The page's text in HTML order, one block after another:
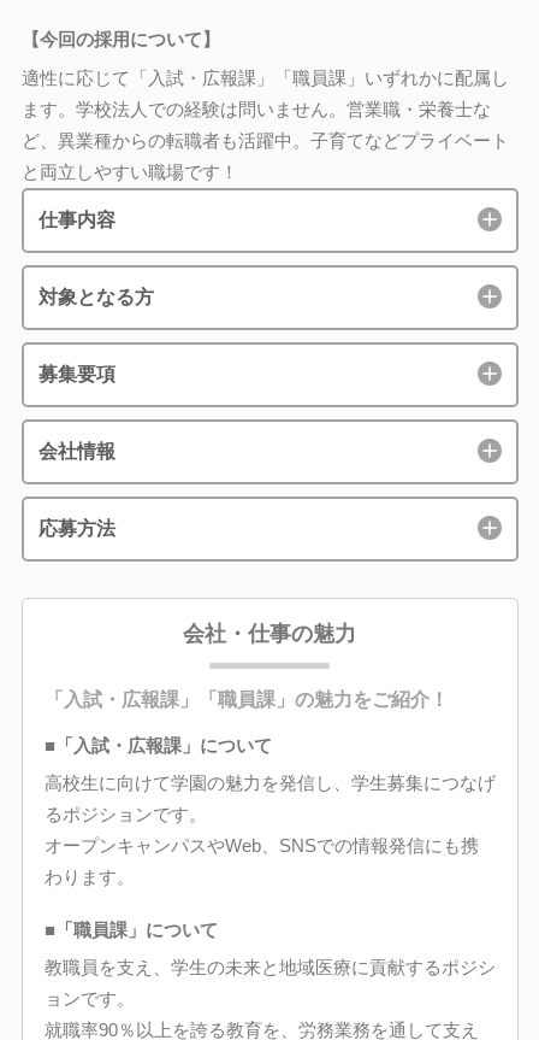
【今回の採用について】
適性に応じて「入試・広報課」「職員課」いずれかに配属し
ます。学校法人での経験は問いません。営業職・栄養士な
ど、異業種からの転職者も活躍中。子育てなどプライベート
と両立しやすい職場です！
仕事内容
対象となる方
募集要項
会社情報
応募方法
会社・仕事の魅力
「入試・広報課」「職員課」の魅力をご紹介！
■「入試・広報課」について
高校生に向けて学園の魅力を発信し、学生募集につなげ
るポジションです。
オープンキャンパスやWeb、SNSでの情報発信にも携
わります。
■「職員課」について
教職員を支え、学生の未来と地域医療に貢献するポジシ
ョンです。
就職率90％以上を誇る教育を、労務業務を通して支え